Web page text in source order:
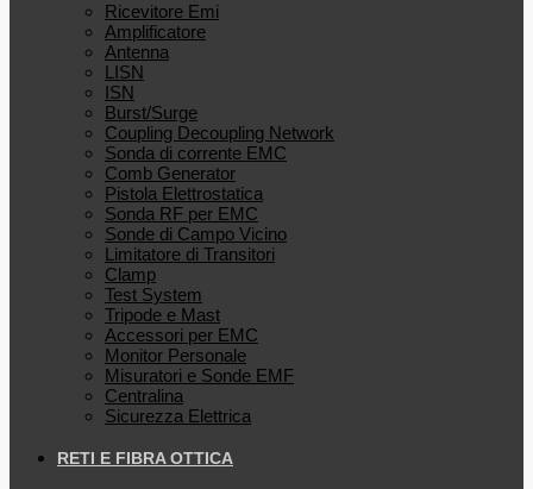
Ricevitore Emi
Amplificatore
Antenna
LISN
ISN
Burst/Surge
Coupling Decoupling Network
Sonda di corrente EMC
Comb Generator
Pistola Elettrostatica
Sonda RF per EMC
Sonde di Campo Vicino
Limitatore di Transitori
Clamp
Test System
Tripode e Mast
Accessori per EMC
Monitor Personale
Misuratori e Sonde EMF
Centralina
Sicurezza Elettrica
RETI E FIBRA OTTICA